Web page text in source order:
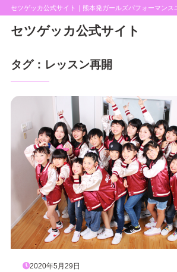
セツゲッカ公式サイト｜熊本発ガールズパフォーマンス
セツゲッカ公式サイト
タグ：レッスン再開
2020年5月29日